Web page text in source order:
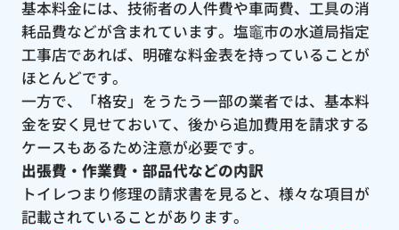
基本料金には、技術者の人件費や車両費、工具の消
耗品費などが含まれています。塩竈市の水道局指定
工事店であれば、明確な料金表を持っていることが
ほとんどです。
一方で、「格安」をうたう一部の業者では、基本料
金を安く見せておいて、後から追加費用を請求する
ケースもあるため注意が必要です。
出張費・作業費・部品代などの内訳
トイレつまり修理の請求書を見ると、様々な項目が
記載されていることがあります。